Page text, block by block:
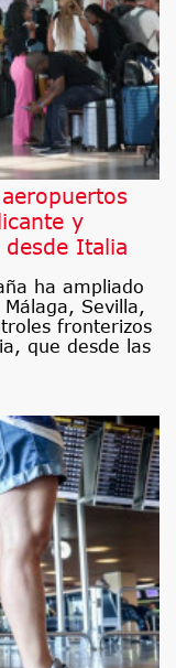
y
Italia
ha ampliado
Sevilla,
fronterizos
que desde las